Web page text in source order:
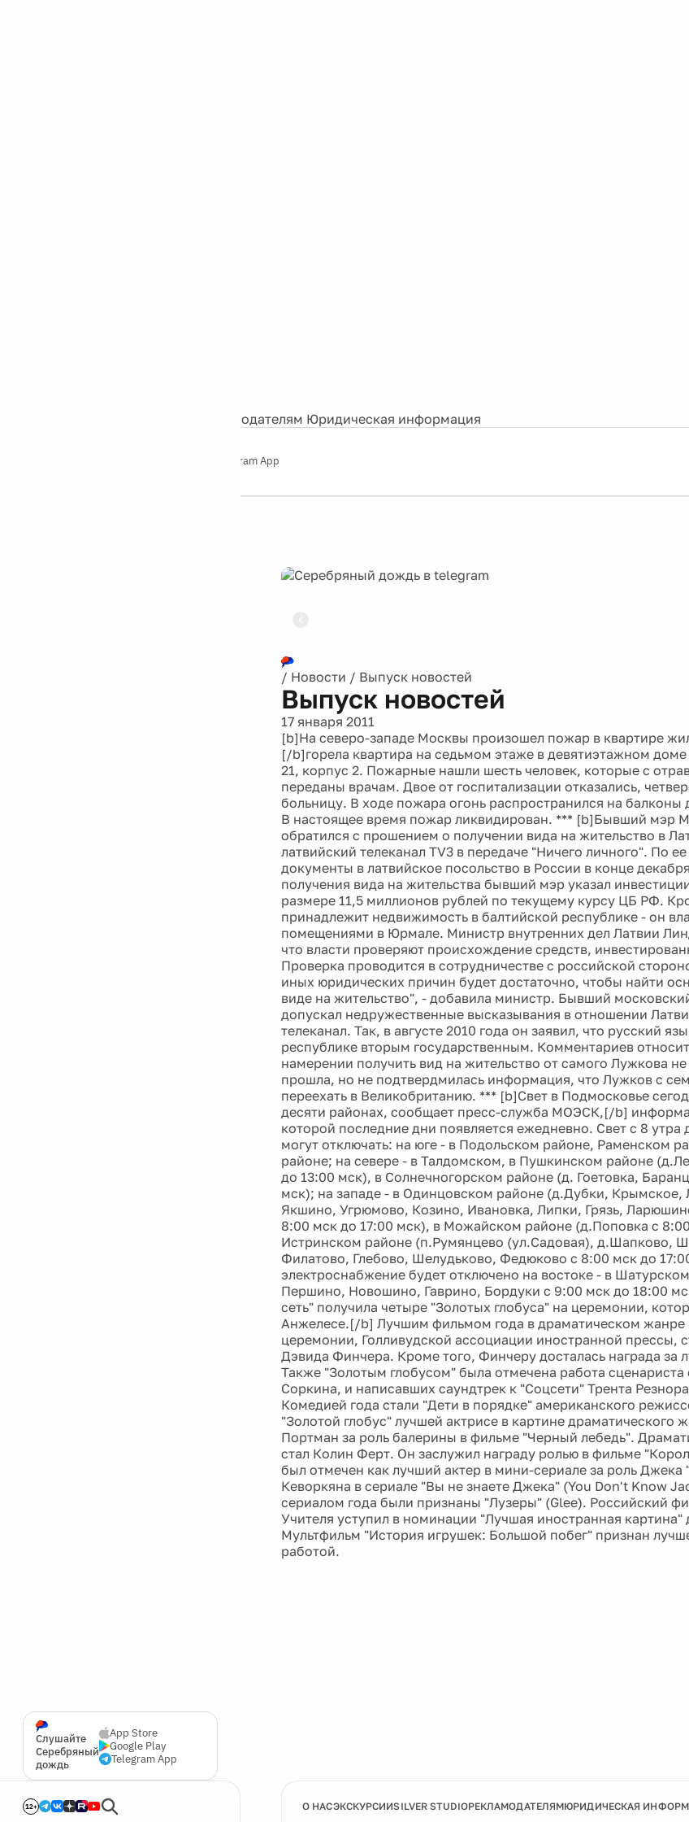
Рекламодателям Юридическая информация
Telegram App
Слушайте
Серебряный
дождь
App Store
Google Play
Telegram App
12+
/ Новости / Выпуск новостей
Выпуск новостей
17 января 2011
[b]На северо-западе Москвы произошел пожар в квартире
[/b]горела квартира на седьмом этаже в девятиэтажном
21, корпус 2. Пожарные нашли шесть человек, которые с
переданы врачам. Двое от госпитализации отказались,
больницу. В ходе пожара огонь распространился на балконы
В настоящее время пожар ликвидирован. *** [b]Бывший мэр
обратился с прошением о получении вида на жительство в
латвийский телеканал TV3 в передаче "Ничего личного". По
документы в латвийское посольство в России в конце
получения вида на жительства бывший мэр указал
размере 11,5 миллионов рублей по текущему курсу ЦБ РФ.
принадлежит недвижимость в балтийской республике - он
помещениями в Юрмале. Министр внутренних дел Латвии
что власти проверяют происхождение средств,
Проверка проводится в сотрудничестве с российской
иных юридических причин будет достаточно, чтобы найти
виде на жительство", - добавила министр. Бывший
допускал недружественные высказывания в отношении
телеканал. Так, в августе 2010 года он заявил, что русский
республике вторым государственным. Комментариев
намерении получить вид на жительство от самого Лужкова
прошла, но не подтвердмилась информация, что Лужков с
переехать в Великобританию. *** [b]Свет в Подмосковье
десяти районах, сообщает пресс-служба МОЭСК,[/b]
которой последние дни появляется ежедневно. Свет с 8 утра
могут отключать: на юге - в Подольском районе, Раменском
районе; на севере - в Талдомском, в Пушкинском районе
до 13:00 мск), в Солнечногорском районе (д. Гоетовка,
мск); на западе - в Одинцовском районе (д.Дубки, Крымское,
Якшино, Угрюмово, Козино, Ивановка, Липки, Грязь,
8:00 мск до 17:00 мск), в Можайском районе (д.Поповка с
Истринском районе (п.Румянцево (ул.Садовая), д.Шапково,
Филатово, Глебово, Шелудьково, Федюково с 8:00 мск до
электроснабжение будет отключено на востоке - в
Першино, Новошино, Гаврино, Бордуки с 9:00 мск до 18:00
сеть" получила четыре "Золотых глобуса" на церемонии,
Анжелесе.[/b] Лучшим фильмом года в драматическом жанре
церемонии, Голливудской ассоциации иностранной прессы,
Дэвида Финчера. Кроме того, Финчеру досталась награда за
Также "Золотым глобусом" была отмечена работа
Соркина, и написавших саундтрек к "Соцсети" Трента
Комедией года стали "Дети в порядке" американского
"Золотой глобус" лучшей актрисе в картине драматического
Портман за роль балерины в фильме "Черный лебедь".
стал Колин Ферт. Он заслужил награду ролью в фильме
был отмечен как лучший актер в мини-сериале за роль Джека
Кеворкяна в сериале "Вы не знаете Джека" (You Don't Know
сериалом года были признаны "Лузеры" (Glee). Российский
Учителя уступил в номинации "Лучшая иностранная картина"
Мультфильм "История игрушек: Большой побег" признан
работой.
О НАСЭКСКУРСИИSILVER STUDIOРЕКЛАМОДАТЕЛЯМЮРИДИЧЕСКАЯ